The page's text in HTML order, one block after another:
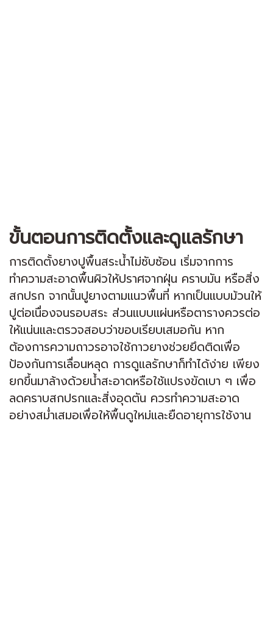
ขั้นตอนการติดตั้งและดูแลรักษา
การติดตั้งยางปูพื้นสระน้ำไม่ซับซ้อน เริ่มจากการ
ทำความสะอาดพื้นผิวให้ปราศจากฝุ่น คราบมัน หรือสิ่ง
สกปรก จากนั้นปูยางตามแนวพื้นที่ หากเป็นแบบม้วนให้
ปูต่อเนื่องจนรอบสระ ส่วนแบบแผ่นหรือตารางควรต่อ
ให้แน่นและตรวจสอบว่าขอบเรียบเสมอกัน หาก
ต้องการความถาวรอาจใช้กาวยางช่วยยึดติดเพื่อ
ป้องกันการเลื่อนหลุด การดูแลรักษาก็ทำได้ง่าย เพียง
ยกขึ้นมาล้างด้วยน้ำสะอาดหรือใช้แปรงขัดเบา ๆ เพื่อ
ลดคราบสกปรกและสิ่งอุดตัน ควรทำความสะอาด
อย่างสม่ำเสมอเพื่อให้พื้นดูใหม่และยืดอายุการใช้งาน